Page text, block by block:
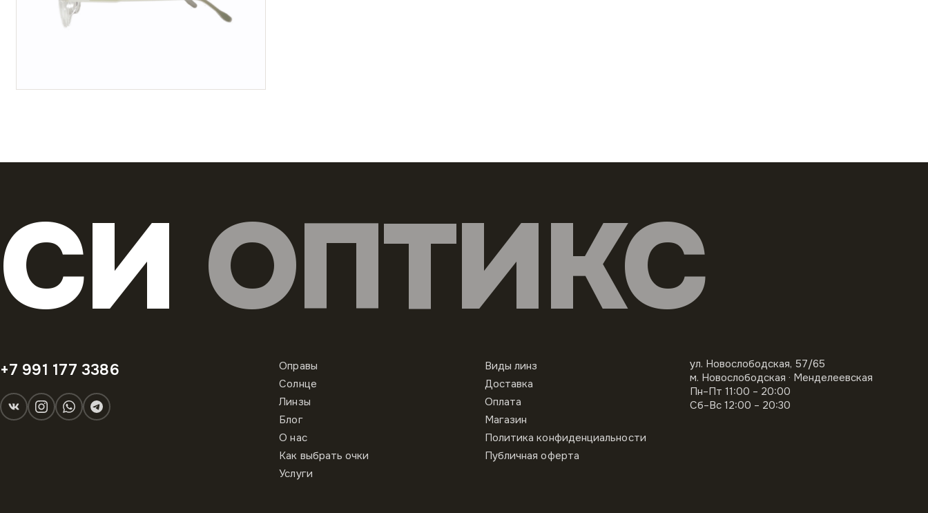
СИ ОПТИКС
+7 991 177 3386
Оправы
Солнце
Линзы
Блог
О нас
Как выбрать очки
Услуги
Виды линз
Доставка
Оплата
Магазин
Политика конфиденциальности
Публичная оферта
ул. Новослободская, 57/65
м. Новослободская · Менделеевская
Пн–Пт 11:00 – 20:00
Сб–Вс 12:00 – 20:30